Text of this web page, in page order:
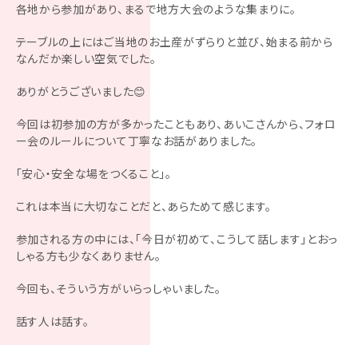
各地から参加があり、まるで地方大会のような集まりに。
テーブルの上にはご当地のお土産がずらりと並び、始まる前から
なんだか楽しい空気でした。
ありがとうございました😊
今回は初参加の方が多かったこともあり、あいこさんから、フォロ
ー会のルールについて丁寧なお話がありました。
「安心・安全な場をつくること」。
これは本当に大切なことだと、あらためて感じます。
参加される方の中には、「今日が初めて、こうして話します」とおっ
しゃる方も少なくありません。
今回も、そういう方がいらっしゃいました。
話す人は話す。